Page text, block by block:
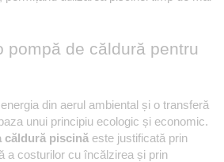
pompă de căldură pentru
din aerul ambiental și o transferă
unui principiu ecologic și economic.
căldură piscină este justificată prin
a costurilor cu încălzirea și prin